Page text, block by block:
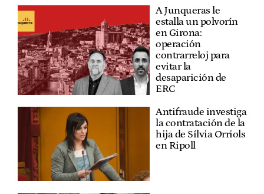
A Junqueras le
estalla un polvorín
en Girona:
operación
contrarreloj para
evitar la
desaparición de
ERC
Antifraude investiga
la contratación de la
hija de Sílvia Orriols
en Ripoll